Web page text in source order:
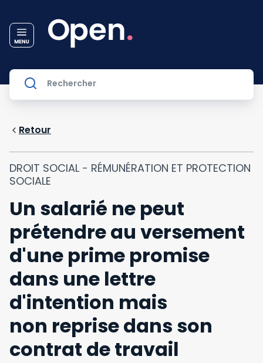
Retour
DROIT SOCIAL - RÉMUNÉRATION ET PROTECTION
SOCIALE
Un salarié ne peut
prétendre au versement
d'une prime promise
dans une lettre
d'intention mais
non reprise dans son
contrat de travail